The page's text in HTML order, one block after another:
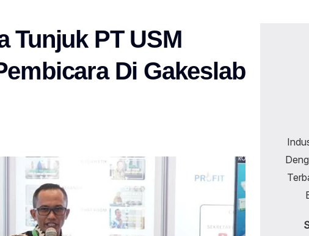
Tunjuk PT USM
Di Gakeslab